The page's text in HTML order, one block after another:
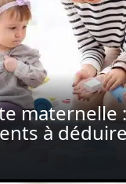
maternelle
à déduire